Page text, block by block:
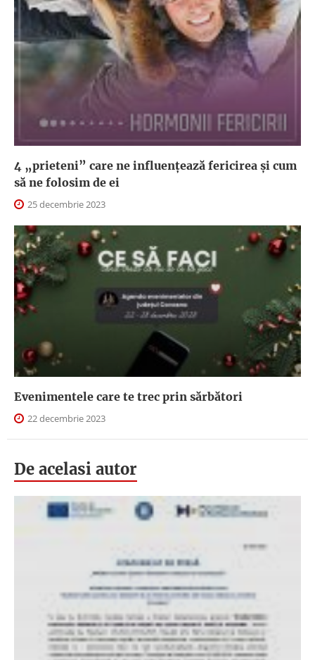
4 „prieteni” care ne influențează fericirea și cum
să ne folosim de ei
25 decembrie 2023
Evenimentele care te trec prin sărbători
22 decembrie 2023
De acelasi autor